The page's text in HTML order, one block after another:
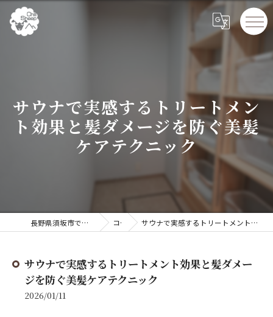
サウナで実感するトリートメン
ト効果と髪ダメージを防ぐ美髪
ケアテクニック
長野県須坂市でペンションならChillSheep コラム サウナで実感するトリートメント効果と髪ダメージを防ぐ美髪ケアテクニック
サウナで実感するトリートメント効果と髪ダメー
ジを防ぐ美髪ケアテクニック
2026/01/11